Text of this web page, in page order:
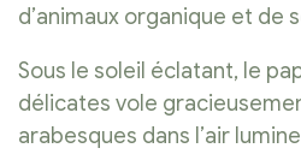
d’animaux organique et de
Sous le soleil éclatant, le
délicates vole
arabesques dans l’air